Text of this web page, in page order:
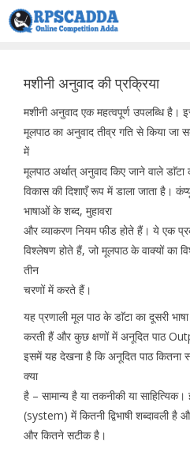
Skip
to
मशीनी अनुवाद की प्रक्रिया
मशीनी अनुवाद एक महत्वपूर्ण उपलब्धि
मूलपाठ का अनुवाद तीव्र गति से किया जा
में
मूलपाठ अर्थात् अनुवाद किए जाने वाले
विकास की दिशाएँ रूप में डाला जाता है।
भाषाओं के शब्द, मुहावरा
और व्याकरण नियम फीड होते हैं। ये एक
विश्लेषण होते हैं, जो मूलपाठ के वाक्यों
तीन
चरणों में करते हैं।
यह प्रणाली मूल पाठ के डाॅटा का दूसरी
करती हैं और कुछ क्षणों में अनूदित पाठ
इसमें यह देखना है कि अनूदित पाठ कितना
क्या
है – सामान्य है या तकनीकी या
(system) में कितनी द्विभाषी शब्दावली
और कितने सटीक है।